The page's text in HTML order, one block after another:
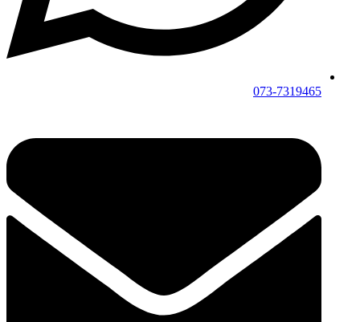
073-7319465